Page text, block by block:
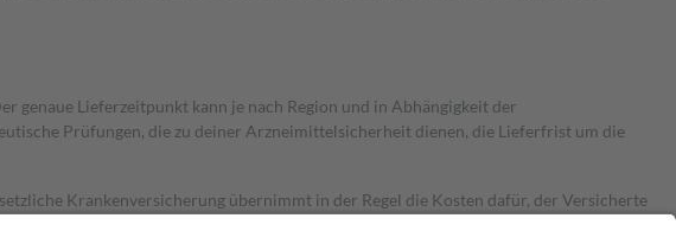
genaue Lieferzeitpunkt kann je nach Region und in Abhängigkeit der
Prüfungen, die zu deiner Arzneimittelsicherheit dienen, die Lieferfrist um die
Krankenversicherung übernimmt in der Regel die Kosten dafür, der Versicherte